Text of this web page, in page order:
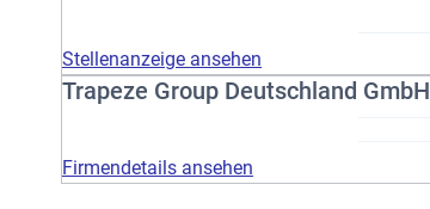
Stellenanzeige ansehen
Trapeze Group Deutschland GmbH
Firmendetails ansehen